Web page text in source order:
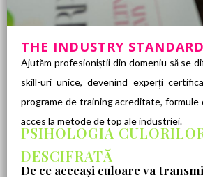
THE INDUSTRY STANDARD
Ajutăm profesioniștii din domeniu să se
skill-uri unice, devenind experți
programe de training acreditate, formule
acces la metode de top ale industriei.
PSIHOLOGIA
DESCIFRATĂ
De ce aceeași culoare va